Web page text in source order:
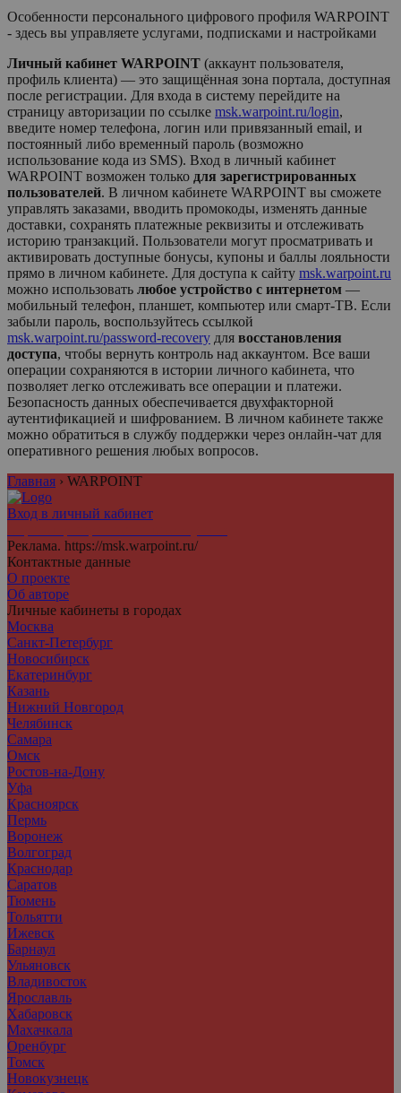
Особенности персонального цифрового профиля WARPOINT
- здесь вы управляете услугами, подписками и настройками
Личный кабинет WARPOINT (аккаунт пользователя,
профиль клиента) — это защищённая зона портала, доступная
после регистрации. Для входа в систему перейдите на
страницу авторизации по ссылке msk.warpoint.ru/login,
введите номер телефона, логин или привязанный email, и
постоянный либо временный пароль (возможно
использование кода из SMS). Вход в личный кабинет
WARPOINT возможен только для зарегистрированных
пользователей. В личном кабинете WARPOINT вы сможете
управлять заказами, вводить промокоды, изменять данные
доставки, сохранять платежные реквизиты и отслеживать
историю транзакций. Пользователи могут просматривать и
активировать доступные бонусы, купоны и баллы лояльности
прямо в личном кабинете. Для доступа к сайту msk.warpoint.ru
можно использовать любое устройство с интернетом —
мобильный телефон, планшет, компьютер или смарт-ТВ. Если
забыли пароль, воспользуйтесь ссылкой
msk.warpoint.ru/password-recovery для восстановления
доступа, чтобы вернуть контроль над аккаунтом. Все ваши
операции сохраняются в истории личного кабинета, что
позволяет легко отслеживать все операции и платежи.
Безопасность данных обеспечивается двухфакторной
аутентификацией и шифрованием. В личном кабинете также
можно обратиться в службу поддержки через онлайн-чат для
оперативного решения любых вопросов.
Главная › WARPOINT
Вход в личный кабинет
Реклама. https://msk.warpoint.ru/
Контактные данные
О проекте
Об авторе
Личные кабинеты в городах
Москва
Санкт-Петербург
Новосибирск
Екатеринбург
Казань
Нижний Новгород
Челябинск
Самара
Омск
Ростов-на-Дону
Уфа
Красноярск
Пермь
Воронеж
Волгоград
Краснодар
Саратов
Тюмень
Тольятти
Ижевск
Барнаул
Ульяновск
Владивосток
Ярославль
Хабаровск
Махачкала
Оренбург
Томск
Новокузнецк